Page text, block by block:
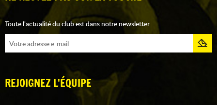
Toute l'actualité du club est dans notre newsletter
REJOIGNEZ L'ÉQUIPE